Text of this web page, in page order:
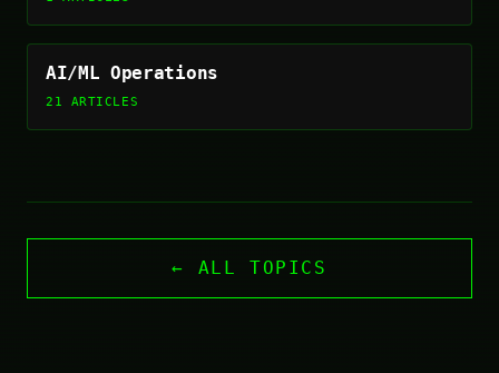
AI/ML Operations
21 ARTICLES
← ALL TOPICS